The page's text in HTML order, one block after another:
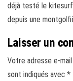
déjà testé le
depuis une
Laisser un
Votre adresse e-
sont indiqués avec *